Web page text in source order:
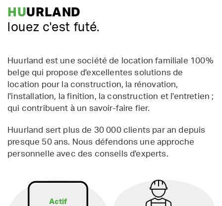
HUURLAND
louez c'est futé.
Huurland est une société de location familiale 100%
belge qui propose d'excellentes solutions de
location pour la construction, la rénovation,
l'installation, la finition, la construction et l'entretien ;
qui contribuent à un savoir-faire fier.
Huurland sert plus de 30 000 clients par an depuis
presque 50 ans. Nous défendons une approche
personnelle avec des conseils d'experts.
Actif